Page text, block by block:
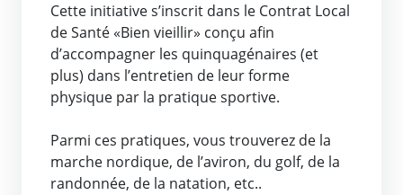
Cette initiative s’inscrit dans le Contrat Local
de Santé «Bien vieillir» conçu afin
d’accompagner les quinquagénaires (et
plus) dans l’entretien de leur forme
physique par la pratique sportive.
Parmi ces pratiques, vous trouverez de la
marche nordique, de l’aviron, du golf, de la
randonnée, de la natation, etc..